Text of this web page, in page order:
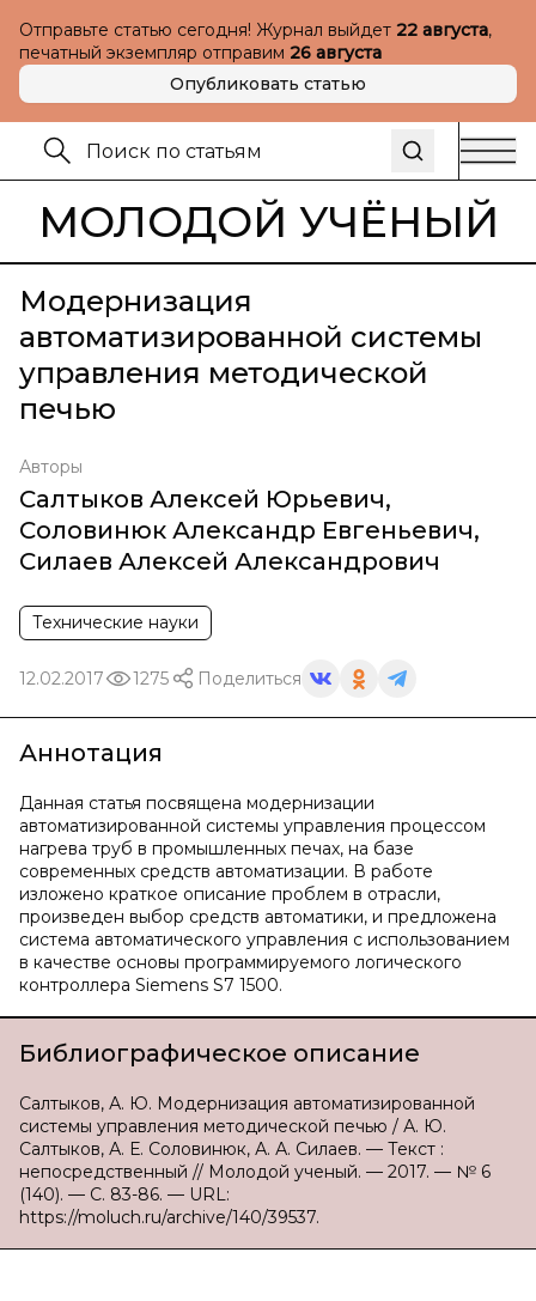
Отправьте статью сегодня! Журнал выйдет 22 августа,
печатный экземпляр отправим 26 августа
Опубликовать статью
МОЛОДОЙ УЧЁНЫЙ
Модернизация
автоматизированной системы
управления методической
печью
Авторы
Салтыков Алексей Юрьевич,
Соловинюк Александр Евгеньевич,
Силаев Алексей Александрович
Технические науки
12.02.2017 1275 Поделиться
Аннотация
Данная статья посвящена модернизации
автоматизированной системы управления процессом
нагрева труб в промышленных печах, на базе
современных средств автоматизации. В работе
изложено краткое описание проблем в отрасли,
произведен выбор средств автоматики, и предложена
система автоматического управления с использованием
в качестве основы программируемого логического
контроллера Siemens S7 1500.
Библиографическое описание
Салтыков, А. Ю. Модернизация автоматизированной
системы управления методической печью / А. Ю.
Салтыков, А. Е. Соловинюк, А. А. Силаев. — Текст :
непосредственный // Молодой ученый. — 2017. — № 6
(140). — С. 83-86. — URL:
https://moluch.ru/archive/140/39537.